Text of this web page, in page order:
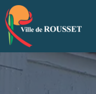
VOTRE